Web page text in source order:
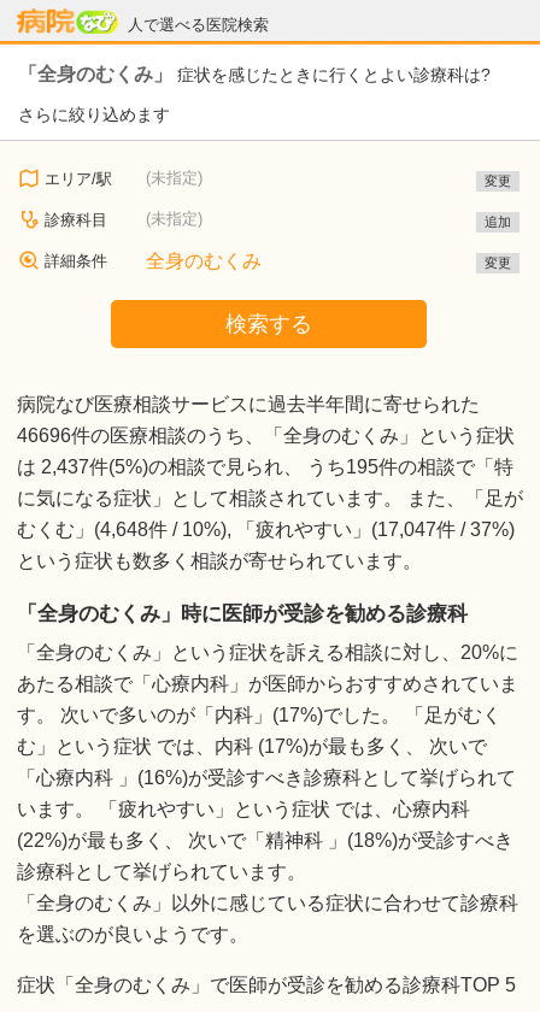
人で選べる医院検索
病院なび
「全身のむくみ」 症状を感じたときに行くとよい診療科は?
さらに絞り込めます
エリア/駅 (未指定) 変更
診療科目 (未指定) 追加
詳細条件 全身のむくみ 変更
検索する
病院なび医療相談サービスに過去半年間に寄せられた
46696件の医療相談のうち、「全身のむくみ」という症状
は 2,437件(5%)の相談で見られ、 うち195件の相談で「特
に気になる症状」として相談されています。 また、「足が
むくむ」(4,648件 / 10%), 「疲れやすい」(17,047件 / 37%)
という症状も数多く相談が寄せられています。
「全身のむくみ」時に医師が受診を勧める診療科
「全身のむくみ」という症状を訴える相談に対し、20%に
あたる相談で「心療内科」が医師からおすすめされていま
す。 次いで多いのが「内科」(17%)でした。 「足がむく
む」という症状 では、内科 (17%)が最も多く、 次いで
「心療内科 」(16%)が受診すべき診療科として挙げられて
います。 「疲れやすい」という症状 では、心療内科
(22%)が最も多く、 次いで「精神科 」(18%)が受診すべき
診療科として挙げられています。
「全身のむくみ」以外に感じている症状に合わせて診療科
を選ぶのが良いようです。
症状「全身のむくみ」で医師が受診を勧める診療科TOP 5